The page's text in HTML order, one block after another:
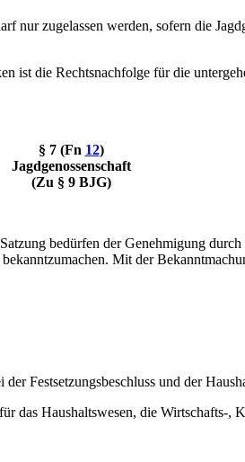
nur zugelassen werden, sofern die
die Rechtsnachfolge für die
§ 7 (Fn 12)
Jagdgenossenschaft
(Zu § 9 BJG)
bedürfen der Genehmigung
Mit der
Festsetzungsbeschluss und der
das Haushaltswesen, die Wirtschafts-,